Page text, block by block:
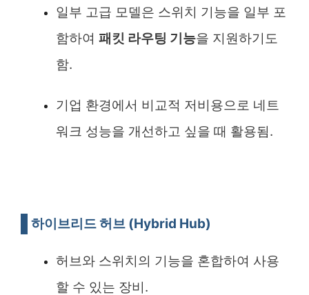
일부 고급 모델은 스위치 기능을 일부 포
함하여 패킷 라우팅 기능을 지원하기도
함.
기업 환경에서 비교적 저비용으로 네트
워크 성능을 개선하고 싶을 때 활용됨.
하이브리드 허브 (Hybrid Hub)
허브와 스위치의 기능을 혼합하여 사용
할 수 있는 장비.